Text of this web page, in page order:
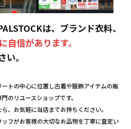
は、ブランド衣料、
自信があります。
い。
トの中心に位置し古着や服飾アイテムの販
のリユースショップです。
、お気軽に当店までお持ちください。
フがお客様の大切なお品物を丁寧に査定い